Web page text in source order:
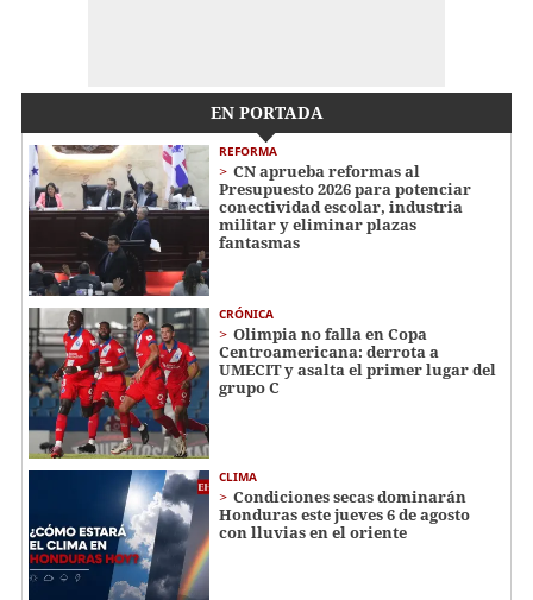
EN PORTADA
REFORMA
CN aprueba reformas al
Presupuesto 2026 para potenciar
conectividad escolar, industria
militar y eliminar plazas
fantasmas
CRÓNICA
Olimpia no falla en Copa
Centroamericana: derrota a
UMECIT y asalta el primer lugar del
grupo C
CLIMA
Condiciones secas dominarán
Honduras este jueves 6 de agosto
con lluvias en el oriente